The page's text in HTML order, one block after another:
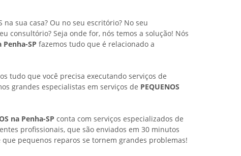
na sua casa? Ou no seu escritório? No seu
consultório? Seja onde for, nós temos a solução! Nós
Penha-SP fazemos tudo que é relacionado a
tudo que você precisa executando serviços de
grandes especialistas em serviços de PEQUENOS
na Penha-SP conta com serviços especializados de
profissionais, que são enviados em 30 minutos
pequenos reparos se tornem grandes problemas!